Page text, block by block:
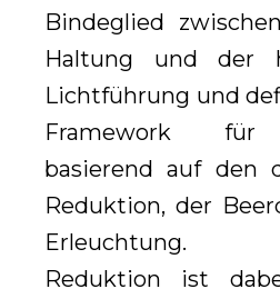
Bindeglied
Haltung und der
Lichtführung und
Framework für
basierend auf den
Reduktion, der
Erleuchtung.
Reduktion ist